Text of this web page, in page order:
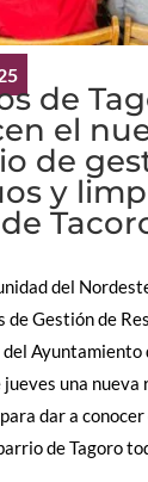
de
el
de
y
del
de Gestión de
Ayuntamiento
una nueva
dar a
de Tagoro